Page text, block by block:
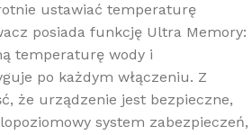
ustawiać temperaturę
posiada funkcję Ultra Memory:
temperaturę wody i
po każdym włączeniu. Z
że urządzenie jest bezpieczne,
system zabezpieczeń,